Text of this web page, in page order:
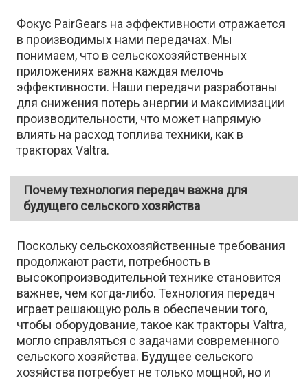
Фокус PairGears на эффективности отражается
в производимых нами передачах. Мы
понимаем, что в сельскохозяйственных
приложениях важна каждая мелочь
эффективности. Наши передачи разработаны
для снижения потерь энергии и максимизации
производительности, что может напрямую
влиять на расход топлива техники, как в
тракторах Valtra.
Почему технология передач важна для
будущего сельского хозяйства
Поскольку сельскохозяйственные требования
продолжают расти, потребность в
высокопроизводительной технике становится
важнее, чем когда-либо. Технология передач
играет решающую роль в обеспечении того,
чтобы оборудование, такое как тракторы Valtra,
могло справляться с задачами современного
сельского хозяйства. Будущее сельского
хозяйства потребует не только мощной, но и